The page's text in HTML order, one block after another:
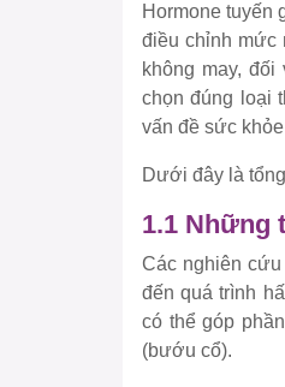
Hormone tuyến
điều chỉnh mức
không may,
chọn đúng loại
vấn đề sức
Dưới đây là
1.1 Những
Các nghiên
đến quá trình
có thể góp
(bướu cổ).